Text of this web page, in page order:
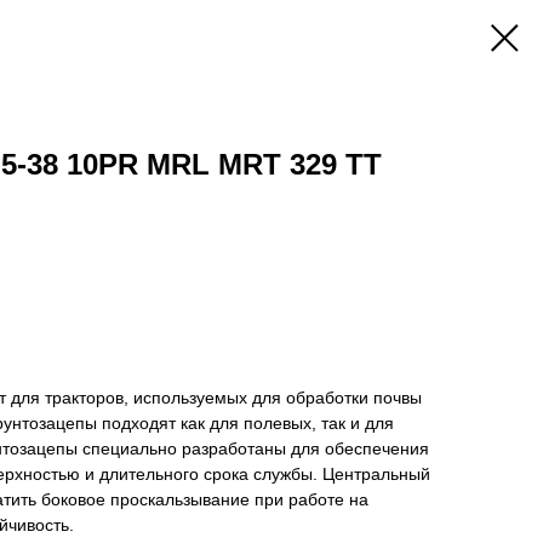
10PR MRL MRT 329 TT
тракторов, используемых для обработки почвы
подходят как для полевых, так и для
специально разработаны для обеспечения
и длительного срока службы. Центральный
боковое проскальзывание при работе на